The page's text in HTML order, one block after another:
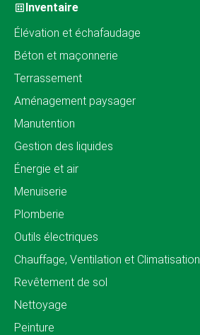
Inventaire
Élévation et échafaudage
Béton et maçonnerie
Terrassement
Aménagement paysager
Manutention
Gestion des liquides
Énergie et air
Menuiserie
Plomberie
Outils électriques
Chauffage, Ventilation et Climatisation
Revêtement de sol
Nettoyage
Peinture